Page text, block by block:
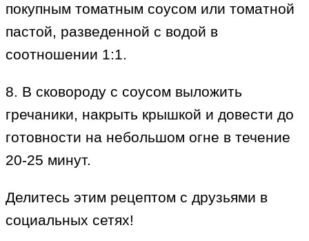
покупным томатным соусом или томатной
пастой, разведенной с водой в
соотношении 1:1.
8. В сковороду с соусом выложить
гречаники, накрыть крышкой и довести до
готовности на небольшом огне в течение
20-25 минут.
Делитесь этим рецептом с друзьями в
социальных сетях!